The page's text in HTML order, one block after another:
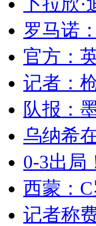
罗马诺
官方：
记者：
队报：
乌纳希
0-3出局
西蒙：
记者称